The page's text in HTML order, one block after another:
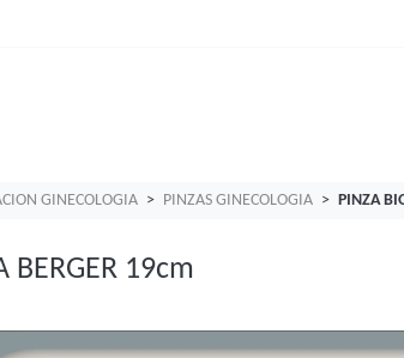
GINECOLOGIA PINZAS GINECOLOGIA PINZA
BERGER 19cm